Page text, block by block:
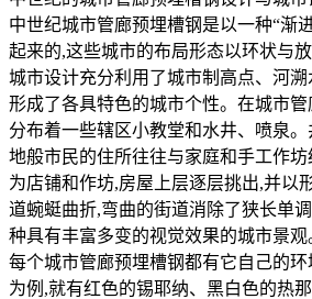
中世纪城市管廊预埋槽钢是以一种“渐
起来的,这些城市的布局形态以环状与
城市设计充分利用了城市制高点、河
形成了各具特色的城市个性。在城市
分布着一些辖区小教堂和水井、喷泉
地般市民的住所往往与家庭和手工作
为店铺和作坊,房屋上层逐层挑出,并以
道蜿蜓曲折,弯曲的街道消除了狭长单
种具有丰富多变的视觉效果的城市景
每个城市管廊预埋槽钢都有它自己的
为例,就有红色的锡耶纳、黑白色的热